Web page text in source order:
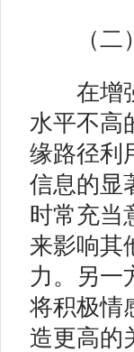
（
在增强
水平不高
缘路径利
信息的显
时常充当
来影响其
力。另一
将积极情
造更高的